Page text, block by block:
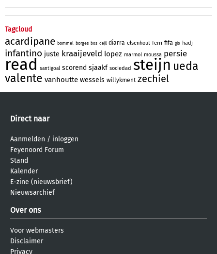
Tagcloud
acardipane bommel borges bos deijl diarra elsenhout ferri fifa gio hadj
infantino juste kraaijeveld lopez marmol moussa persie
read santigoal scorend sjaakf sociedad steijn ueda
valente vanhoutte wessels willykment zechiel
Direct naar
Aanmelden / inloggen
Feyenoord Forum
Stand
Kalender
E-zine (nieuwsbrief)
Nieuwsarchief
Over ons
Voor webmasters
Disclaimer
Privacy